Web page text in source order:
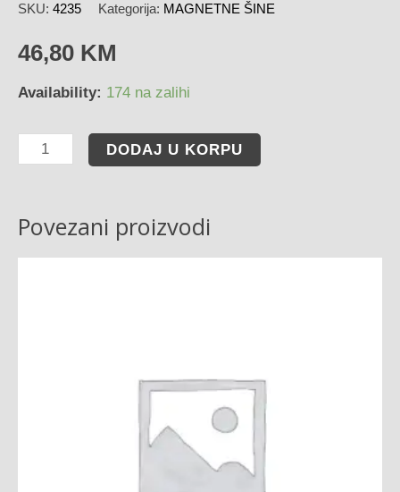
SKU: 4235 Kategorija: MAGNETNE ŠINE
46,80 KM
Availability: 174 na zalihi
DODAJ U KORPU
Povezani proizvodi